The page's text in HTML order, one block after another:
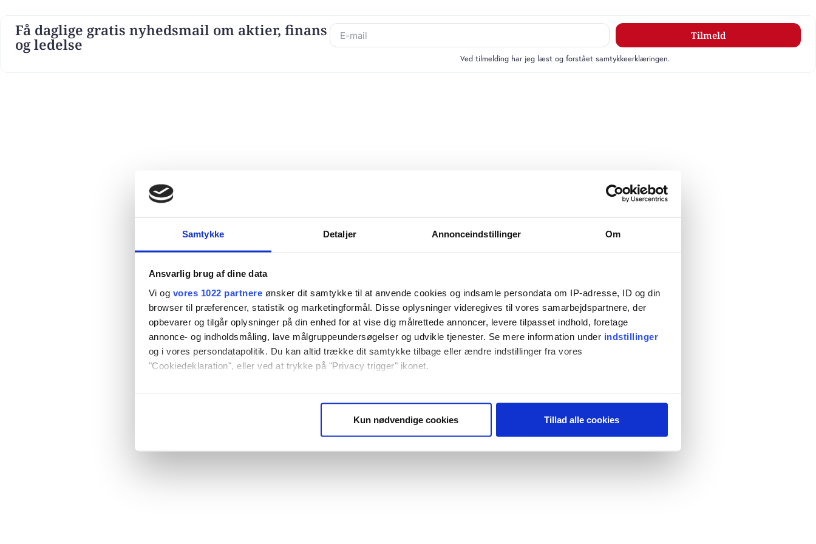
Samtykke Detaljer Annonceindstillinger Om
Ansvarlig brug af dine data
Vi og vores 1022 partnere ønsker dit samtykke til at anvende cookies og indsamle persondata om IP-adresse, ID og din
browser til præferencer, statistik og marketingformål. Disse oplysninger videregives til vores samarbejdspartnere, der
opbevarer og tilgår oplysninger på din enhed for at vise dig målrettede annoncer, levere tilpasset indhold, foretage
annonce- og indholdsmåling, lave målgruppeundersøgelser og udvikle tjenester. Se mere information under indstillinger
og i vores persondatapolitik. Du kan altid trække dit samtykke tilbage eller ændre indstillinger fra vores
"Cookiedeklaration", eller ved at trykke på "Privacy trigger" ikonet.
Identificere din enhed baseret på en scanning af dens unikke karakteristika (fingerprinting)
Kun nødvendige cookies Tillad alle cookies
Få daglige gratis nyhedsmail om aktier, finans
og ledelse
Tilmeld
Ved tilmelding har jeg læst og forstået samtykkeerklæringen.